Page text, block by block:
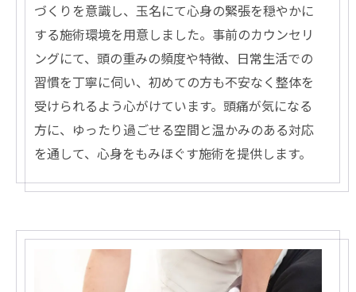
づくりを意識し、玉名にて心身の緊張を穏やかに
する施術環境を用意しました。事前のカウンセリ
ングにて、頭の重みの頻度や特徴、日常生活での
習慣を丁寧に伺い、初めての方も不安なく整体を
受けられるよう心がけています。頭痛が気になる
方に、ゆったり過ごせる空間と温かみのある対応
を通して、心身をもみほぐす施術を提供します。